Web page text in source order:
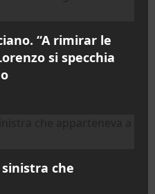
“A rimirar le
si specchia
sinistra che